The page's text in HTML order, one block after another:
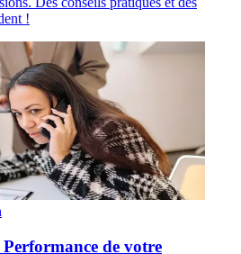
!
de votre